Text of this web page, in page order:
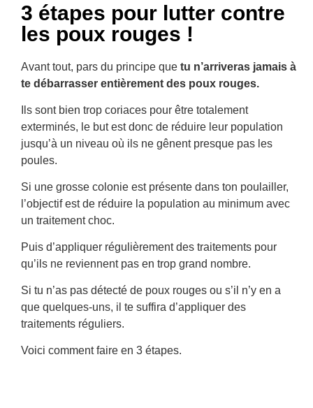
3 étapes pour lutter contre
les poux rouges !
Avant tout, pars du principe que tu n’arriveras jamais à
te débarrasser entièrement des poux rouges.
Ils sont bien trop coriaces pour être totalement
exterminés, le but est donc de réduire leur population
jusqu’à un niveau où ils ne gênent presque pas les
poules.
Si une grosse colonie est présente dans ton poulailler,
l’objectif est de réduire la population au minimum avec
un traitement choc.
Puis d’appliquer régulièrement des traitements pour
qu’ils ne reviennent pas en trop grand nombre.
Si tu n’as pas détecté de poux rouges ou s’il n’y en a
que quelques-uns, il te suffira d’appliquer des
traitements réguliers.
Voici comment faire en 3 étapes.